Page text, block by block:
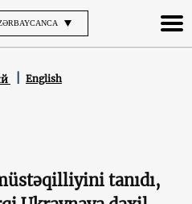
English
tanıdı,